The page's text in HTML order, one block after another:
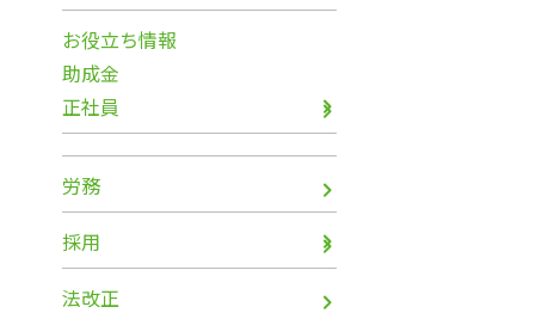
お役立ち情報
助成金
正社員
労務
採用
法改正